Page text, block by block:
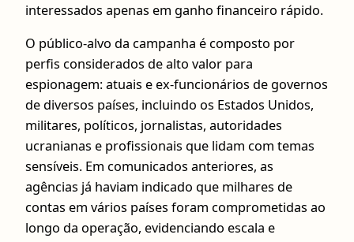
interessados apenas em ganho financeiro rápido.
O público-alvo da campanha é composto por
perfis considerados de alto valor para
espionagem: atuais e ex-funcionários de governos
de diversos países, incluindo os Estados Unidos,
militares, políticos, jornalistas, autoridades
ucranianas e profissionais que lidam com temas
sensíveis. Em comunicados anteriores, as
agências já haviam indicado que milhares de
contas em vários países foram comprometidas ao
longo da operação, evidenciando escala e